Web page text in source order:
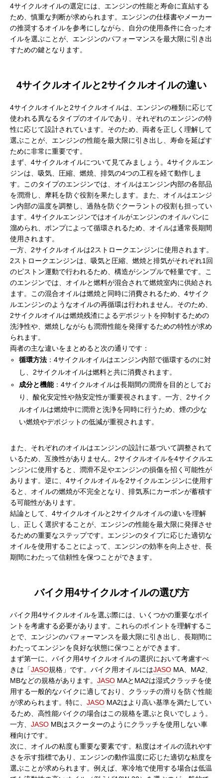
4サイクルオイルの選定には、エンジンの性能と寿命に直結する
ため、慎重な判断が求められます。エンジンの仕様書やメーカー
の推奨するオイルを参考にしながら、自分の使用条件に合ったオ
イルを選ぶことが、エンジンのパフォーマンスを最大限に引き出
すための鍵となります。
4サイクルオイルと2サイクルオイルの違い
4サイクルオイルと2サイクルオイルは、エンジンの種類に応じて
使われる異なるタイプのオイルであり、それぞれのエンジンの特
性に応じて設計されています。そのため、両者を正しく理解して
選ぶことが、エンジンの性能を最大限に引き出し、寿命を延ばす
ために非常に重要です。
まず、4サイクルオイルについて見てみましょう。4サイクルエン
ジンは、吸気、圧縮、燃焼、排気の4つの工程を経て動作しま
す。このタイプのエンジンでは、オイルはエンジン内部の各部品
を潤滑し、摩耗を防ぐ役割を果たします。また、オイルはエンジ
ン内部の温度を調整し、過熱を防ぐクーラントの役割も担ってい
ます。4サイクルエンジンではオイルがエンジンのオイルパンに
溜められ、ポンプによって循環されるため、オイルは通常長期間
使用されます。
一方、2サイクルオイルは2ストロークエンジンに使用されます。
2ストロークエンジンは、吸気と圧縮、燃焼と排気がそれぞれ1回
のピストン運動で行われるため、構造がシンプルで軽量です。こ
のエンジンでは、オイルと燃料が混合されて燃焼室内に供給され
ます。この混合オイルは燃焼と同時に消費されるため、4サイク
ルエンジンのようなオイルの再循環は行われません。そのため、
2サイクルオイルは燃焼残渣によるデポジットを抑制するための
洗浄性や、燃焼しながらも潤滑性能を発揮するための特性が求め
られます。
両者の主な違いをまとめると次の通りです：
循環方法 ：4サイクルオイルはエンジン内部で循環するのに対
し、2サイクルオイルは燃料と共に消費されます。
成分と機能：4サイクルオイルは長期間の潤滑を目的としてお
り、酸化安定性や熱安定性が重要視されます。一方、2サイク
ルオイルは燃焼中に潤滑と洗浄を同時に行うため、煙の少な
い燃焼やデポジットの低減が重視されます。
また、それぞれのオイルはエンジンの設計に基づいて調整されて
いるため、互換性がありません。2サイクルオイルを4サイクルエ
ンジンに使用すると、潤滑不足やエンジンの損傷を招く可能性が
あります。逆に、4サイクルオイルを2サイクルエンジンに使用す
ると、オイルの燃焼が不完全となり、排気系にカーボンが蓄積す
る可能性があります。
結論として、4サイクルオイルと2サイクルオイルの違いを理解
し、正しく選択することが、エンジンの性能を最大限に発揮させ
るための重要なステップです。エンジンのタイプに応じた適切な
オイルを使用することによって、エンジンの効率を向上させ、長
期間にわたって信頼性を保つことができます。
バイク用4サイクルオイルの選び方
バイク用4サイクルオイルを選ぶ際には、いくつかの重要なポイ
ントを考慮する必要があります。これらのポイントを理解するこ
とで、エンジンのパフォーマンスを最大限に引き出し、長期間に
わたってエンジンを良好な状態に保つことができます。
まず第一に、バイク用4サイクルオイルの選択において考慮すべ
きは「JASO規格」です。バイク用オイルにはJASO MA、MA2、
MBなどの規格があります。 JASO MAとMA2は湿式クラッチを使
用する一般的なバイクに適しており、クラッチの滑りを防ぐ性能
が求められます。特に、 JASO MA2はより高い基準を満たしてい
るため、高性能バイクの場合はこの規格を選ぶと良いでしょう。
一方、 JASO MBはスクーターのようにクラッチを使用しない車
種向けです。
次に、オイルの粘度も重要な要素です。粘度はオイルの流れやす
さを示す指標であり、エンジンの動作温度に応じた適切な粘度を
選ぶことが求められます。例えば、寒冷地で使用する場合は低温